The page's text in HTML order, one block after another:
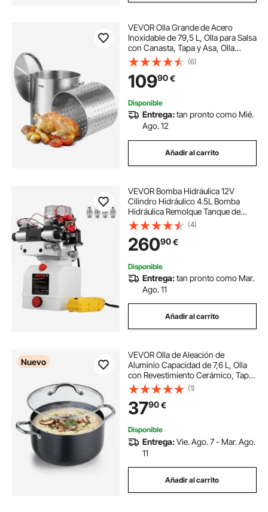
VEVOR Olla Grande de Acero
Inoxidable de 79,5 L, Olla para Salsa
con Canasta, Tapa y Asa, Olla
Comercial Resistente, Tratamiento
de Lijado, para Eventos de Grupos
Grandes, Plata, 450 x 485 mm
(6)
10990€
Disponible
Entrega:tan pronto como Mié.
Ago. 12
Añadir al carrito
VEVOR Bomba Hidráulica 12V
Cilindro Hidráulico 4.5L Bomba
Hidráulica Remolque Tanque de
Doble Acción Cilindro Hidráulico
para Coche Bomba Hidráulica con
Efecto Doble
(4)
26090€
Disponible
Entrega:tan pronto como Mar.
Ago. 11
Añadir al carrito
Nuevo
VEVOR Olla de Aleación de
Aluminio Capacidad de 7,6 L, Olla
con Revestimiento Cerámico, Tapa
de Vidrio, Base de 2 Capas y Asas
Soldadas Reforzadas, Fácil de
Transportar, Ideal para Sopas,
Guisos
(1)
3790€
Disponible
Entrega:Vie. Ago. 7 - Mar. Ago.
11
Añadir al carrito